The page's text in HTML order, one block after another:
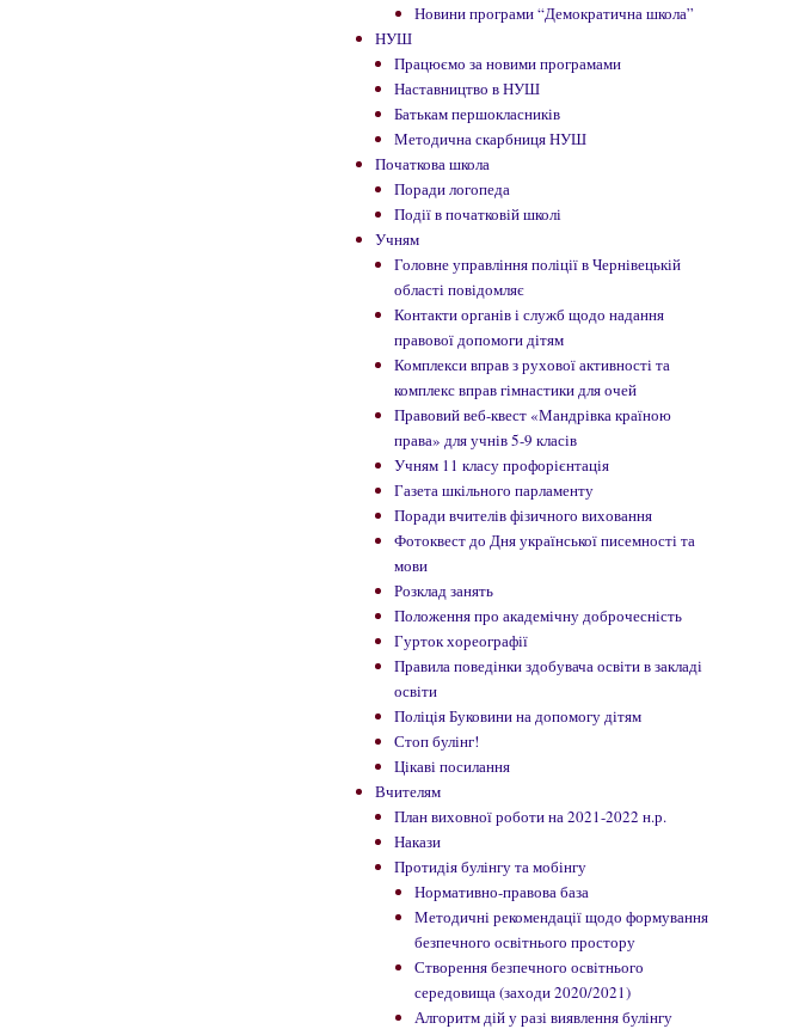
Новини програми “Демократична школа”
НУШ
Працюємо за новими програмами
Наставництво в НУШ
Батькам першокласників
Методична скарбниця НУШ
Початкова школа
Поради логопеда
Події в початковій школі
Учням
Головне управління поліції в Чернівецькій
області повідомляє
Контакти органів і служб щодо надання
правової допомоги дітям
Комплекси вправ з рухової активності та
комплекс вправ гімнастики для очей
Правовий веб-квест «Мандрівка країною
права» для учнів 5-9 класів
Учням 11 класу профорієнтація
Газета шкільного парламенту
Поради вчителів фізичного виховання
Фотоквест до Дня української писемності та
мови
Розклад занять
Положення про академічну доброчесність
Гурток хореографії
Правила поведінки здобувача освіти в закладі
освіти
Поліція Буковини на допомогу дітям
Стоп булінг!
Цікаві посилання
Вчителям
План виховної роботи на 2021-2022 н.р.
Накази
Протидія булінгу та мобінгу
Нормативно-правова база
Методичні рекомендації щодо формування
безпечного освітнього простору
Створення безпечного освітнього
середовища (заходи 2020/2021)
Алгоритм дій у разі виявлення булінгу